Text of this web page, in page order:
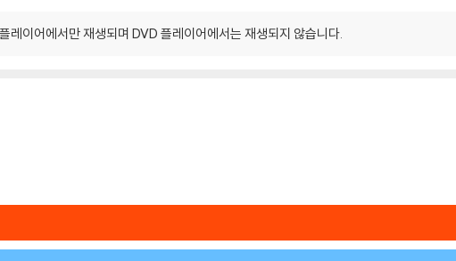
레이어에서만 재생되며 DVD 플레이어에서는 재생되지 않습니다.